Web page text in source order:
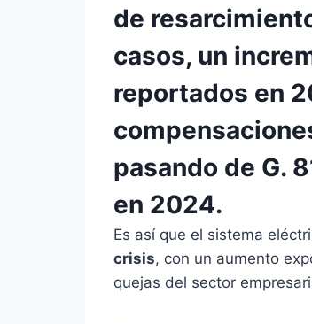
de
casos, un
reportados en
pasando de G.
en 2024.
Es así que el sistema
crisis, con un aumento
quejas del sector